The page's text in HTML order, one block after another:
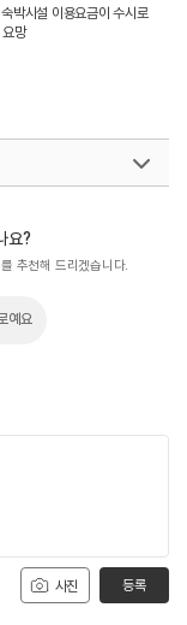
박시설 이용요금이 수시로
망
요?
추천해 드리겠습니다.
예요
사진 등록